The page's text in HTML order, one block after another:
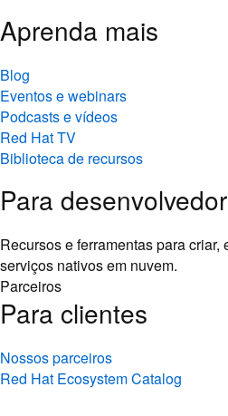
Aprenda mais
Blog
Eventos e webinars
Podcasts e vídeos
Red Hat TV
Biblioteca de recursos
Para
Recursos e ferramentas para
serviços nativos em nuvem.
Parceiros
Para clientes
Nossos parceiros
Red Hat Ecosystem Catalog